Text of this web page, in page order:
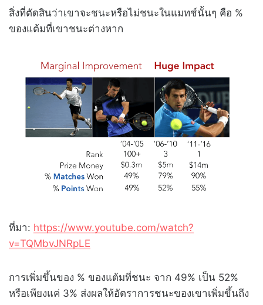
สิ่งที่ตัดสินว่าเขาจะชนะหรือไม่ชนะในแมทช์นั้นๆ คือ %
ของแต้มที่เขาชนะต่างหาก
ที่มา: https://www.youtube.com/watch?
v=TQMbvJNRpLE
การเพิ่มขึ้นของ % ของแต้มที่ชนะ จาก 49% เป็น 52%
หรือเพียงแค่ 3% ส่งผลให้อัตราการชนะของเขาเพิ่มขึ้นถึง